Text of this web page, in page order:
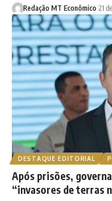
Redação MT Econômico 21
DESTAQUE EDITORIAL
Após prisões,
“invasores de terras